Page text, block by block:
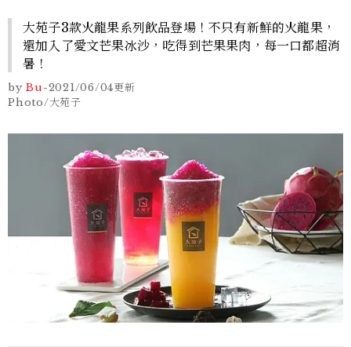
大苑子3款火龍果系列飲品登場！不只有新鮮的火龍果，
還加入了愛文芒果冰沙，吃得到芒果果肉，每一口都超消
暑！
by Bu-2021/06/04更新
Photo/大苑子